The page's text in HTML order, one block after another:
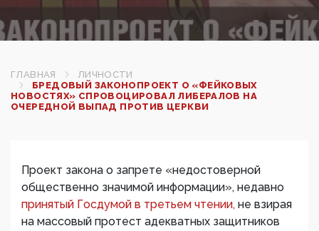
ГЛАВНАЯ
ЛИЧНОСТИ
БРЕДОВЫЙ ЗАКОНОПРОЕКТ О «ФЕЙКОВЫХ
НОВОСТЯХ» СПРОВОЦИРОВАЛ ЛИБЕРАЛОВ НА
ОЧЕРЕДНОЙ ВЫПАД ПРОТИВ ЦЕРКВИ
Проект закона о запрете «недостоверной
общественно значимой информации», недавно
принятый Госдумой в третьем чтении, не взирая
на массовый протест адекватных защитников